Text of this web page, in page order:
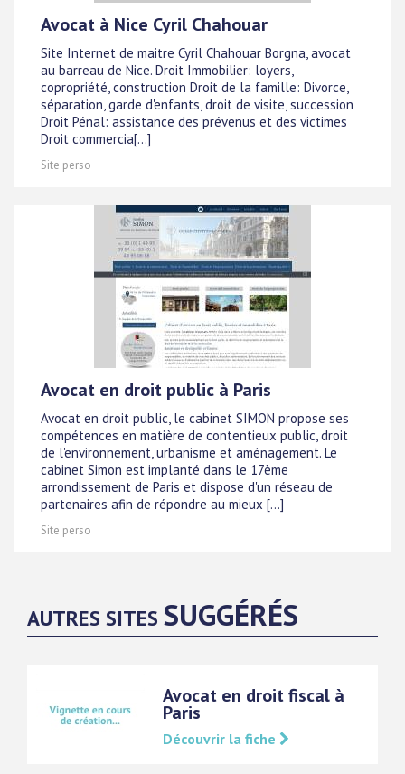
Avocat à Nice Cyril Chahouar
Site Internet de maitre Cyril Chahouar Borgna, avocat
au barreau de Nice. Droit Immobilier: loyers,
copropriété, construction Droit de la famille: Divorce,
séparation, garde d'enfants, droit de visite, succession
Droit Pénal: assistance des prévenus et des victimes
Droit commercia[...]
Site perso
Avocat en droit public à Paris
Avocat en droit public, le cabinet SIMON propose ses
compétences en matière de contentieux public, droit
de l'environnement, urbanisme et aménagement. Le
cabinet Simon est implanté dans le 17ème
arrondissement de Paris et dispose d'un réseau de
partenaires afin de répondre au mieux [...]
Site perso
AUTRES SITES SUGGÉRÉS
Avocat en droit fiscal à
Paris
Découvrir la fiche